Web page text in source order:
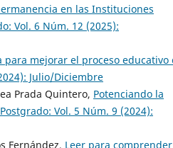
en las Instituciones
Vol. 6 Núm. 12 (2025):
mejorar el proceso educativo
Julio/Diciembre
Prada Quintero, Potenciando la
Vol. 5 Núm. 9 (2024):
Fernández, Leer para comprender